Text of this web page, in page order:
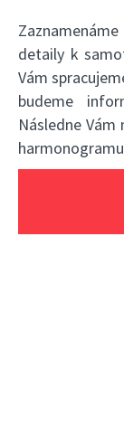
detaily k
Vám
budeme
Následne